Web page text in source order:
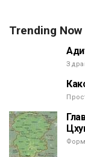
Trending Now